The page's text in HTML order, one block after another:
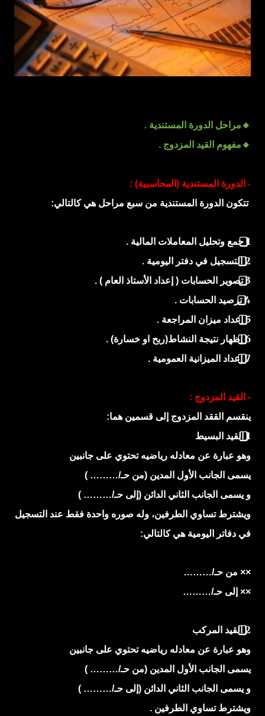
تعريفات اخرى عن المحاسبه المالية : تعد المحاسبة المالية بمثابة
وسيلة لتوفير المعلومات المالية للادارة وللغير حتى تمكنهم من اتخاذ
قراراتهم الاقتصادية ، ويتمثل فى اصحاب الشركة ، والمستثمرين
والنقابات العمالية ، والغرف التجارية ، والهيئات الحكومية المختلفة.
كما تفيد المحاسبة فى إد...
🔸 مراحل الدورة المستندية .
🔸 مفهوم القيد المزدوج .
- الدورة المستندية (المحاسبية) :
تتكون الدورة المستندية من سبع مراحل هي كالتالي:
1 جمع وتحليل المعاملات المالية .
2 التسجيل في دفتر اليومية .
3تصوير الحسابات ( إعداد الأستاذ العام ) .
4ترصيد الحسابات .
5 إعداد ميزان المراجعة .
6 إظهار نتيجة النشاط(ربح او خسارة) .
7 إعداد الميزانية العمومية .
- القيد المزدوج :
ينقسم الققد المزدوج إلى قسمين هما:
1 القيد البسيط
وهو عبارة عن معادله رياضيه تحتوي على جانبين
يسمى الجانب الأول المدين (من حـ/……… )
و يسمى الجانب الثاني الدائن (إلى حـ/……… )
ويشترط تساوي الطرفين، وله صوره واحدة فقط عند التسجيل
في دفاتر اليومية هي كالتالي:
×× من حـ/………
×× إلى حـ/………
2 القيد المركب
وهو عبارة عن معادله رياضيه تحتوي على جانبين
يسمى الجانب الأول المدين (من حـ/……… )
و يسمى الجانب الثاني الدائن (إلى حـ/……… )
ويشترط تساوي الطرفين .